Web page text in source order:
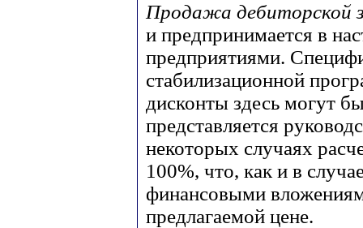
Продажа дебиторской
и предпринимается в
предприятиями.
стабилизационной
дисконты здесь могут
представляется
некоторых случаях
100%, что, как и в
финансовыми
предлагаемой цене.